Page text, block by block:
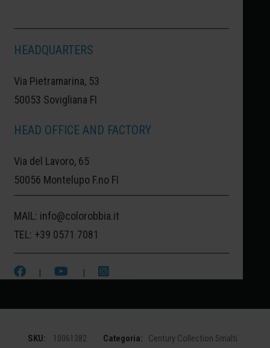
HEADQUARTERS
Via Pietramarina, 53
50053 Sovigliana FI
HEAD OFFICE AND FACTORY
Via del Lavoro, 65
50056 Montelupo F.no FI
MAIL: info@colorobbia.it
TEL: +39 0571 7081
| |
HONOLULU: HONOLULU, NEL PARADISO
TERRESTRE DELLE HAWAII.
QUESTO COLOR AZZURRO È STATO
NELL'OCEANO PACIFICO,
CARATTERIZZATA DALL'AZZURRO
PROFONDO E DA PAESAGGI
MOZZAFIATO. UN PROFONDO CELESTE
CHE FA SOGNARE L'OCEANO DELLE
HAWAII.
SKU: 10061382 Categoria:
Century Collection Smalti